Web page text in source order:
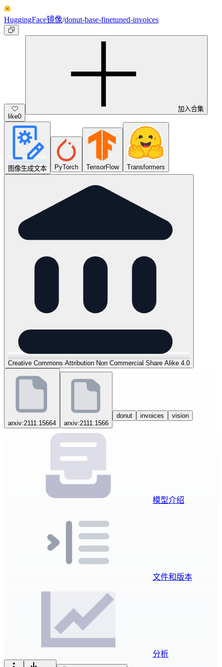
HuggingFace镜像/donut-base-finetuned-invoices
like0
加入合集
图像生成文本 PyTorch TensorFlow Transformers
Creative Commons Attribution Non Commercial Share Alike 4.0
arxiv:2111.15664 arxiv:2111.1566
donut invoices vision
模型介绍
文件和版本
分析